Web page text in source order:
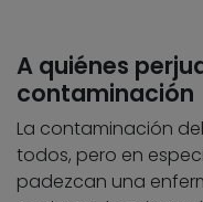
A quiénes
contaminación
La contaminación
todos, pero en
padezcan una